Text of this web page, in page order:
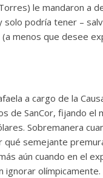
le mandaron a
solo podría tener –
(a menos que desee
a cargo de la
de SanCor, fijando el
Sobremanera
qué semejante
aún cuando en el
ignorar